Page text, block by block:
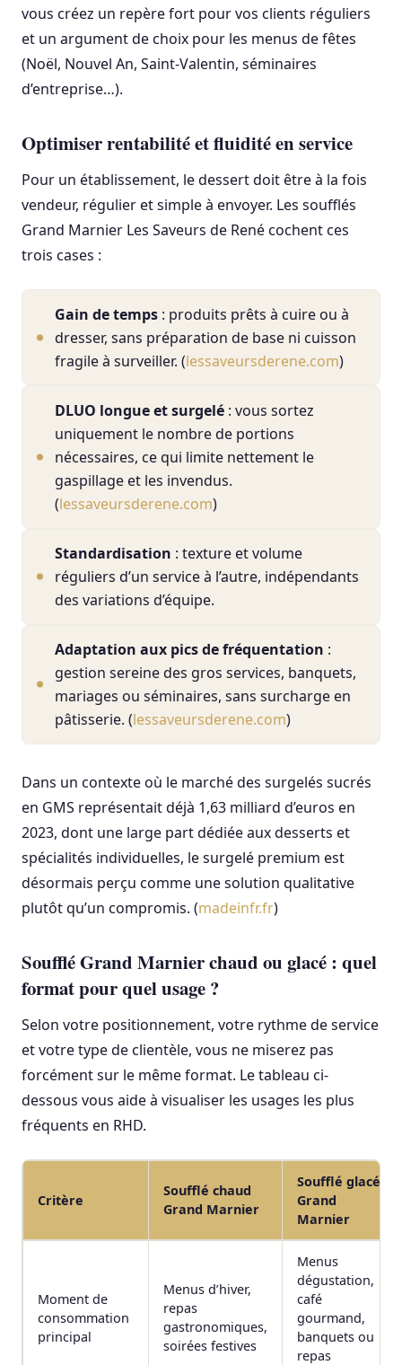
vous créez un repère fort pour vos clients réguliers
et un argument de choix pour les menus de fêtes
(Noël, Nouvel An, Saint-Valentin, séminaires
d’entreprise…).
Optimiser rentabilité et fluidité en service
Pour un établissement, le dessert doit être à la fois
vendeur, régulier et simple à envoyer. Les soufflés
Grand Marnier Les Saveurs de René cochent ces
trois cases :
Gain de temps : produits prêts à cuire ou à
dresser, sans préparation de base ni cuisson
fragile à surveiller. (lessaveursderene.com)
DLUO longue et surgelé : vous sortez
uniquement le nombre de portions
nécessaires, ce qui limite nettement le
gaspillage et les invendus.
(lessaveursderene.com)
Standardisation : texture et volume
réguliers d’un service à l’autre, indépendants
des variations d’équipe.
Adaptation aux pics de fréquentation :
gestion sereine des gros services, banquets,
mariages ou séminaires, sans surcharge en
pâtisserie. (lessaveursderene.com)
Dans un contexte où le marché des surgelés sucrés
en GMS représentait déjà 1,63 milliard d’euros en
2023, dont une large part dédiée aux desserts et
spécialités individuelles, le surgelé premium est
désormais perçu comme une solution qualitative
plutôt qu’un compromis. (madeinfr.fr)
Soufflé Grand Marnier chaud ou glacé : quel
format pour quel usage ?
Selon votre positionnement, votre rythme de service
et votre type de clientèle, vous ne miserez pas
forcément sur le même format. Le tableau ci-
dessous vous aide à visualiser les usages les plus
fréquents en RHD.
Critère
Soufflé chaud
Grand Marnier
Soufflé glacé
Grand
Marnier
Moment de
consommation
principal
Menus d’hiver,
repas
gastronomiques,
soirées festives
Menus
dégustation,
café
gourmand,
banquets ou
repas